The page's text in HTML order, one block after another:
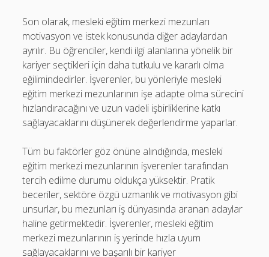
Son olarak, mesleki eğitim merkezi mezunları
motivasyon ve istek konusunda diğer adaylardan
ayrılır. Bu öğrenciler, kendi ilgi alanlarına yönelik bir
kariyer seçtikleri için daha tutkulu ve kararlı olma
eğilimindedirler. İşverenler, bu yönleriyle mesleki
eğitim merkezi mezunlarının işe adapte olma sürecini
hızlandıracağını ve uzun vadeli işbirliklerine katkı
sağlayacaklarını düşünerek değerlendirme yaparlar.
Tüm bu faktörler göz önüne alındığında, mesleki
eğitim merkezi mezunlarının işverenler tarafından
tercih edilme durumu oldukça yüksektir. Pratik
beceriler, sektöre özgü uzmanlık ve motivasyon gibi
unsurlar, bu mezunları iş dünyasında aranan adaylar
haline getirmektedir. İşverenler, mesleki eğitim
merkezi mezunlarının iş yerinde hızla uyum
sağlayacaklarını ve başarılı bir kariyer